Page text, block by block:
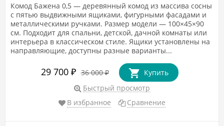
Комод Бажена 0,5 — деревянный комод из массива сосны
с пятью выдвижными ящиками, фигурными фасадами и
металлическими ручками. Размер модели — 100×45×90
см. Подходит для спальни, детской, дачной комнаты или
интерьера в классическом стиле. Ящики установлены на
направляющие, доступны разные варианты...
29 700 ₽ 36 000₽
Купить
Быстрый просмотр
В избранное
Сравнение